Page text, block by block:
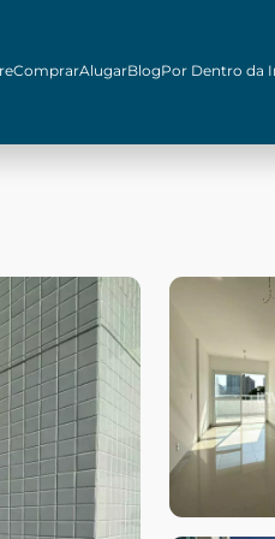
ComprarAlugarBlogPor Dentro da